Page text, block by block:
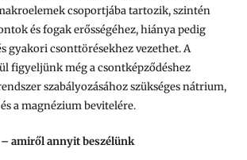
csoportjába tartozik, szintén
és fogak erősségéhez, hiánya pedig
gyakori csonttörésekhez vezethet. A
figyeljünk még a csontképződéshez
szabályozásához szükséges nátrium,
a magnézium bevitelére.
amiről annyit beszélünk